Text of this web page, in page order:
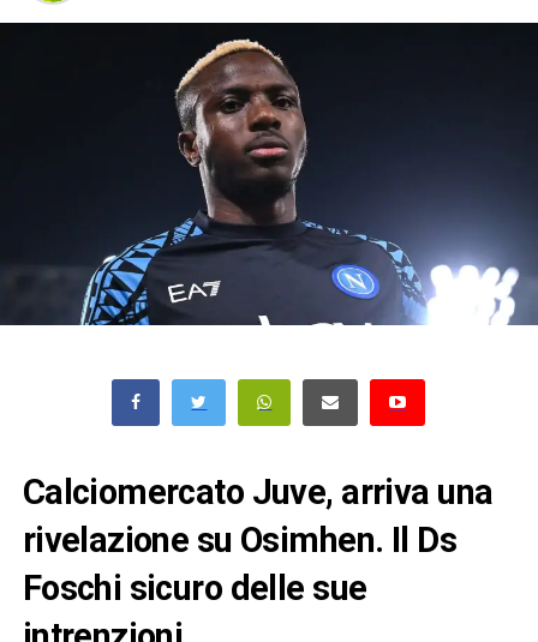
Calciomercato Juve, arriva una
rivelazione su Osimhen. Il Ds
Foschi sicuro delle sue